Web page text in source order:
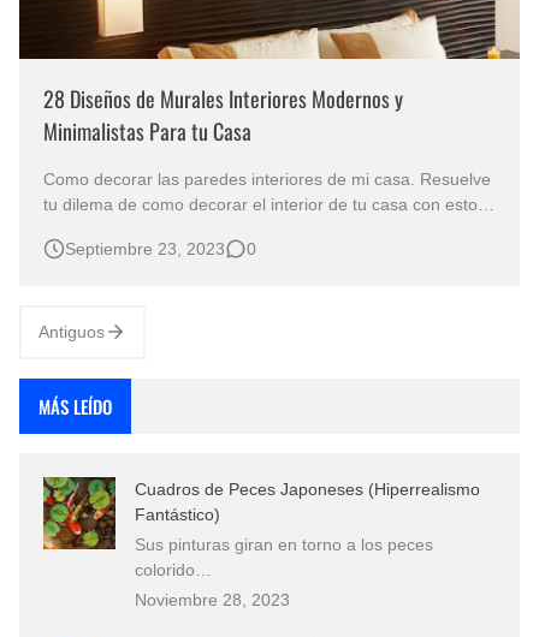
28 Diseños de Murales Interiores Modernos y
Minimalistas Para tu Casa
Como decorar las paredes interiores de mi casa. Resuelve
tu dilema de como decorar el interior de tu casa con estos
modernos. Diseños de murales interiores modernos y
Septiembre 23, 2023 0
Antiguos
MÁS LEÍDO
Cuadros de Peces Japoneses (Hiperrealismo
Fantástico)
Sus pinturas giran en torno a los peces
colorido…
Noviembre 28, 2023